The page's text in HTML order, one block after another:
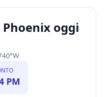
oggi
°W
PM